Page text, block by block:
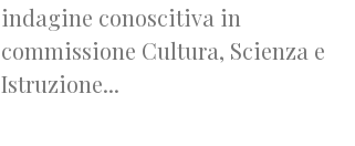
indagine conoscitiva in
commissione Cultura, Scienza e
Istruzione...